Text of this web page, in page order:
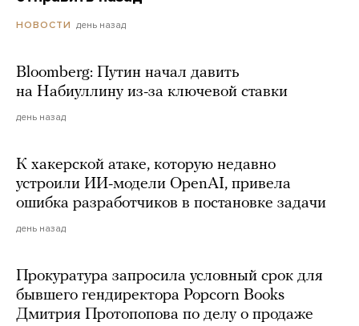
НОВОСТИ день назад
Bloomberg: Путин начал давить
на Набиуллину из-за ключевой ставки
день назад
К хакерской атаке, которую недавно
устроили ИИ-модели OpenAI, привела
ошибка разработчиков в постановке задачи
день назад
Прокуратура запросила условный срок для
бывшего гендиректора Popcorn Books
Дмитрия Протопопова по делу о продаже